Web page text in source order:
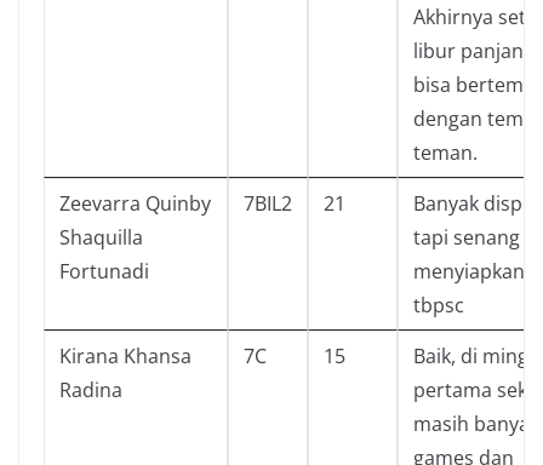
Akhirnya
libur
bisa bertemu
dengan
teman.
Zeevarra Quinby
Shaquilla
Fortunadi
7BIL2 21
Banyak
tapi senang
menyiapkan
tbpsc
Kirana Khansa
Radina
7C 15
Baik, di
pertama
masih banyak
games dan